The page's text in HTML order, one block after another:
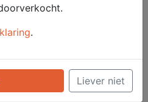
51302
Barbecue - Saté en
.
Liever niet